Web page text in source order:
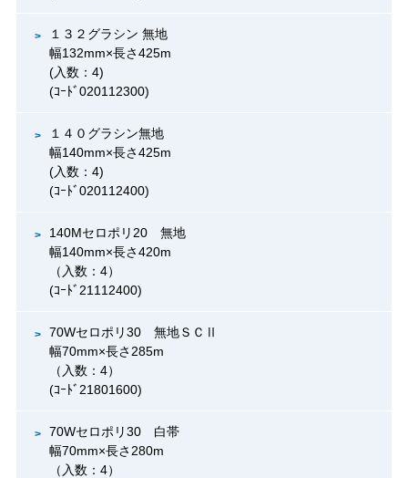
１３２グラシン 無地
幅132mm×長さ425m
(入数：4)
(ｺｰﾄﾞ020112300)
１４０グラシン無地
幅140mm×長さ425m
(入数：4)
(ｺｰﾄﾞ020112400)
140Mセロポリ20 無地
幅140mm×長さ420m
（入数：4）
(ｺｰﾄﾞ21112400)
70Wセロポリ30 無地ＳＣⅡ
幅70mm×長さ285m
（入数：4）
(ｺｰﾄﾞ21801600)
70Wセロポリ30 白帯
幅70mm×長さ280m
（入数：4）